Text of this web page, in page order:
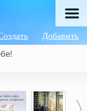
Добавить